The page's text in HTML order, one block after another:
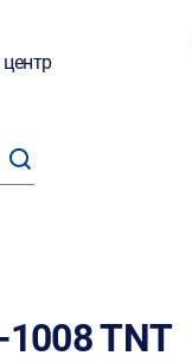
1008 TNT